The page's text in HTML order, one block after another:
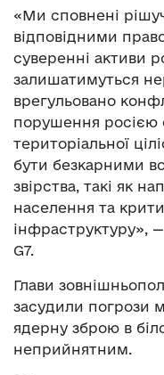
«Ми сповнені
відповідними
суверенні активи
залишатимуться
врегульовано
порушення росією
територіальної
бути безкарними
звірства, такі як
населення та
інфраструктуру»,
G7.
Глави
засудили погрози
ядерну зброю в
неприйнятним.